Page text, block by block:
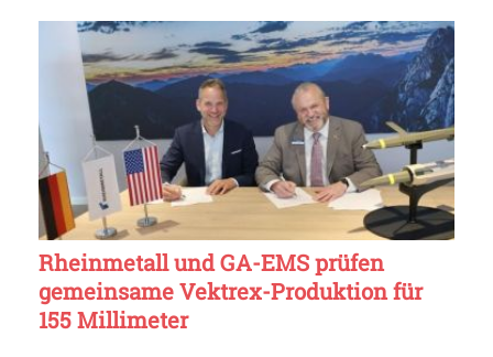
Rheinmetall und GA-EMS prüfen
gemeinsame Vektrex-Produktion für
155 Millimeter